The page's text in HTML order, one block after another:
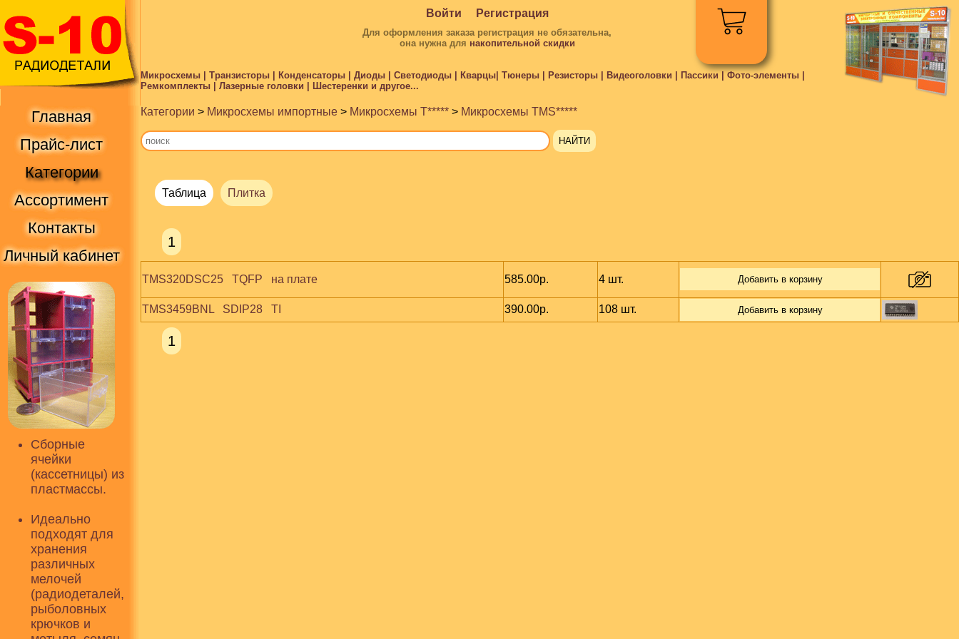
Войти Регистрация
Для оформления заказа регистрация не обязательна,
она нужна для накопительной скидки
Микросхемы | Транзисторы | Конденсаторы | Диоды | Светодиоды | Кварцы| Тюнеры | Резисторы | Видеоголовки | Пассики | Фото-элементы |
Ремкомплекты | Лазерные головки | Шестеренки и другое...
Главная
Прайс-лист
Категории
Ассортимент
Контакты
Личный кабинет
Сборные
ячейки
(кассетницы) из
пластмассы.
Идеально
подходят для
хранения
различных
мелочей
(радиодеталей,
рыболовных
крючков и
Категории > Микросхемы импортные > Микросхемы T***** > Микросхемы TMS*****
Таблица Плитка
1
TMS320DSC25   TQFP   на плате 585.00р. 4 шт. Добавить в корзину
TMS3459BNL   SDIP28   TI 390.00р. 108 шт. Добавить в корзину
1